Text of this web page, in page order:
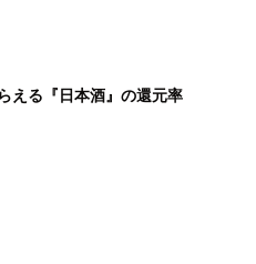
える『日本酒』の還元率